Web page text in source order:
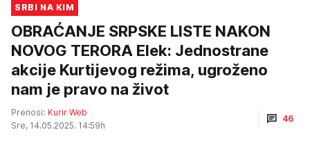
SRBI NA KIM
OBRAĆANJE SRPSKE LISTE NAKON
NOVOG TERORA Elek: Jednostrane
akcije Kurtijevog režima, ugroženo
nam je pravo na život
Prenosi: Kurir Web
Sre, 14.05.2025. 14:59h
46